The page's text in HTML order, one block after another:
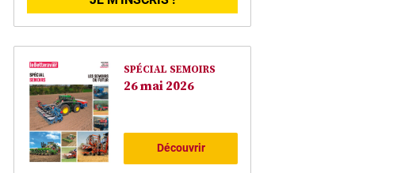
SPÉCIAL SEMOIRS
26 mai 2026
Découvrir